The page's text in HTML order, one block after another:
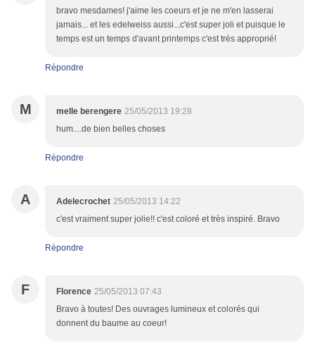
bravo mesdames! j'aime les coeurs et je ne m'en lasserai
jamais... et les edelweiss aussi...c'est super joli et puisque le
temps est un temps d'avant printemps c'est très approprié!
Répondre
M melle berengere 25/05/2013 19:28
hum....de bien belles choses
Répondre
A Adelecrochet 25/05/2013 14:22
c'est vraiment super jolie!! c'est coloré et très inspiré. Bravo
Répondre
F Florence 25/05/2013 07:43
Bravo à toutes! Des ouvrages lumineux et colorés qui
donnent du baume au coeur!